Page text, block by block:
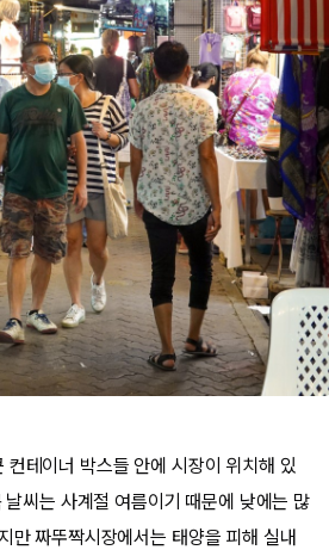
컨테이너 박스들 안에 시장이 위치해 있
씨는 사계절 여름이기 때문에 낮에는 많
만 짜뚜짝시장에서는 태양을 피해 실내